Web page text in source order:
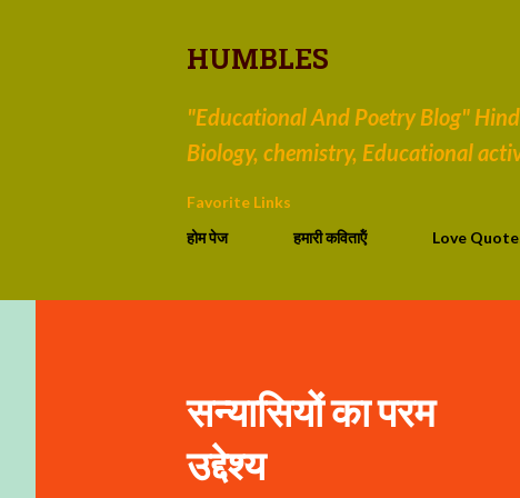
HUMBLES
"Educational And Poetry Blog"
Biology, chemistry, Educational
Favorite Links
होम पेज
हमारी कविताऍं Love
सन्यासियों का परम
उद्देश्य